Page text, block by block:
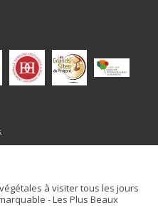
à visiter tous les jours
- Les Plus Beaux